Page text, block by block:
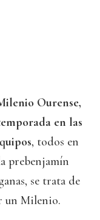
Ourense,
en las
, todos en
prebenjamín
se trata de
un Milenio.